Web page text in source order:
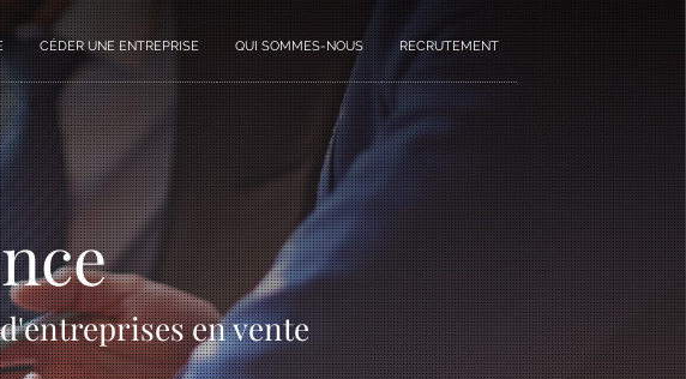
CÉDER UNE ENTREPRISE QUI SOMMES-NOUS RECRUTEMENT
en vente